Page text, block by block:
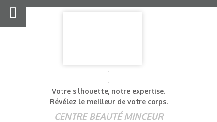
.
.
Votre silhouette, notre expertise.
Révélez le meilleur de votre corps.
CENTRE BEAUTÉ MINCEUR